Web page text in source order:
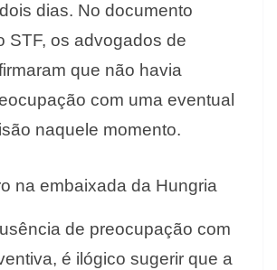
dias. No documento
STF, os advogados de
que não havia
com uma eventual
naquele momento.
na embaixada da Hungria
de preocupação com
é ilógico sugerir que a